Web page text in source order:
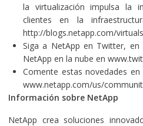
la virtualización impulsa la
clientes en la
http://blogs.netapp.com/
Siga a NetApp en Twitter, en
NetApp en la nube en
Comente estas novedades
www.netapp.com/us/
Información sobre NetApp
NetApp crea soluciones